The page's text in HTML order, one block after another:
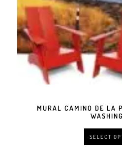
MURAL CAMINO DE LA
SELECT